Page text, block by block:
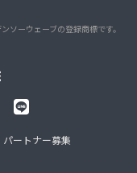
ソーウェーブの登録商標です。
パートナー募集